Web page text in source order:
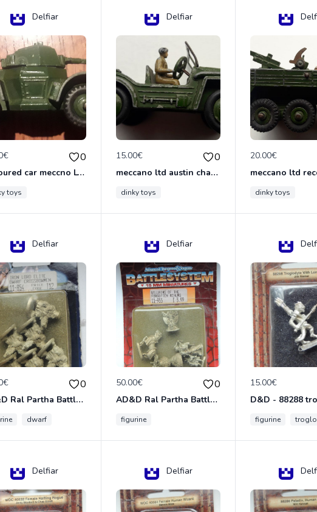
Delfiar
0
armoured car meccno LTD N°670
toys
Delfiar
15.00€ 0
meccano ltd austin champ N°674
dinky toys
20.00€
dinky toys
Delfiar
0
AD&D Ral Partha Battlesystem Miniatures Pack Iron Lord Dwarf Crossbowmen 11-854
dwarf
Delfiar
50.00€ 0
AD&D Ral Partha Battlesystem Villains/Forgotten Realms 11-955 Miniatures
figurine
15.00€
figurine
Delfiar Delfiar